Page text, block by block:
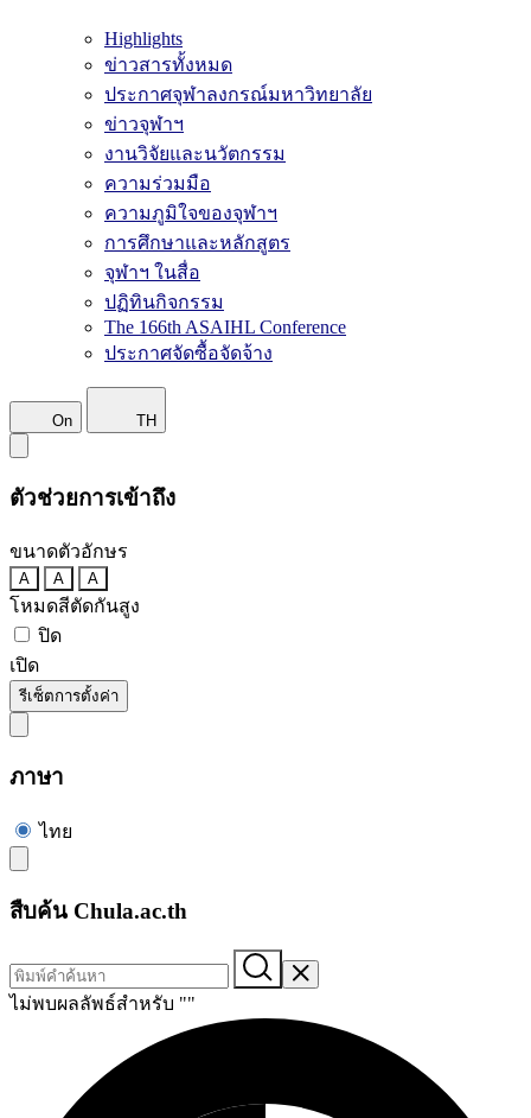
Highlights
ข่าวสารทั้งหมด
ประกาศจุฬาลงกรณ์มหาวิทยาลัย
ข่าวจุฬาฯ
งานวิจัยและนวัตกรรม
ความร่วมมือ
ความภูมิใจของจุฬาฯ
การศึกษาและหลักสูตร
จุฬาฯ ในสื่อ
ปฏิทินกิจกรรม
The 166th ASAIHL Conference
ประกาศจัดซื้อจัดจ้าง
On TH
ตัวช่วยการเข้าถึง
ขนาดตัวอักษร
A A A
โหมดสีตัดกันสูง
ปิด
เปิด
รีเซ็ตการตั้งค่า
ภาษา
ไทย
สืบค้น Chula.ac.th
ไม่พบผลลัพธ์สำหรับ ""